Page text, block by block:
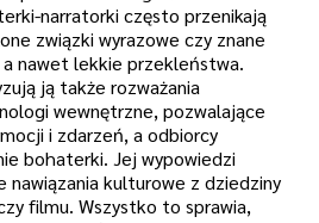
narratorki często przenikają
związki wyrazowe czy znane
nawet lekkie przekleństwa.
ją także rozważania
wewnętrzne, pozwalające
i zdarzeń, a odbiorcy
bohaterki. Jej wypowiedzi
nawiązania kulturowe z dziedziny
filmu. Wszystko to sprawia,